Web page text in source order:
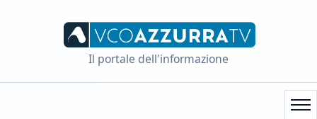
Il portale dell'informazione